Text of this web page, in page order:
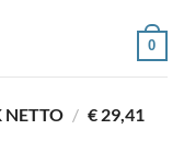
0
NETTO / € 29,41